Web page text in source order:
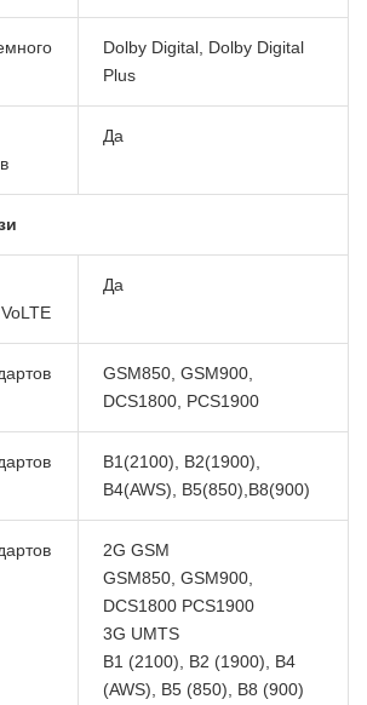
Dolby Digital, Dolby Digital
Plus
Да
Да
GSM850, GSM900,
DCS1800, PCS1900
B1(2100), B2(1900),
B4(AWS), B5(850),B8(900)
2G GSM
GSM850, GSM900,
DCS1800 PCS1900
3G UMTS
B1 (2100), B2 (1900), B4
(AWS), B5 (850), B8 (900)